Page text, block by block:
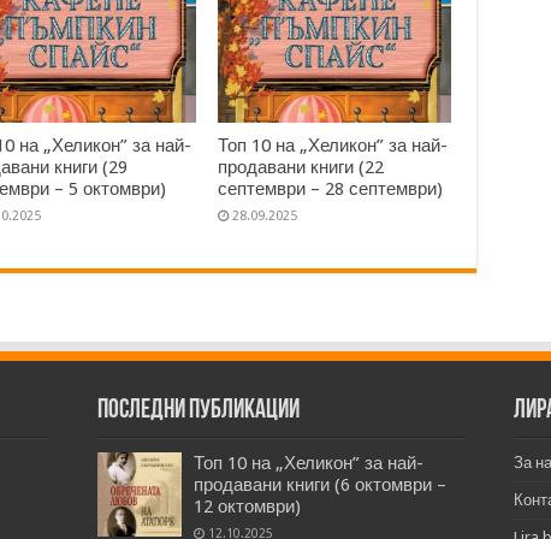
на „Хеликон” за най-
книги (29
– 5 октомври)
Топ 10 на „Хеликон” за най-
продавани книги (22
септември – 28 септември)
28.09.2025
Последни публикации
Топ 10 на „Хеликон” за най-
продавани книги (6 октомври –
12 октомври)
12.10.2025
За